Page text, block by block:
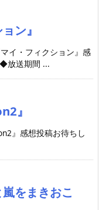
ン』
イ・フィクション』感
放送期間 ...
』
』感想投稿お待ちし
嵐をまきおこ